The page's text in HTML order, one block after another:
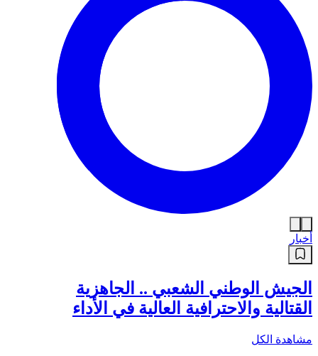
أخبار
الجيش الوطني الشعبي .. الجاهزية
القتالية والاحترافية العالية في الأداء
مشاهدة الكل